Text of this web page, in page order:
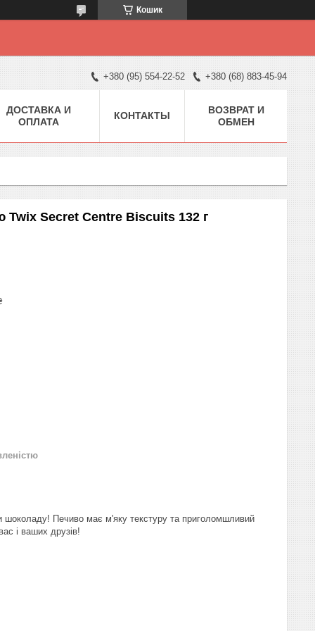
Кошик
+380 (95) 554-22-52 +380 (68) 883-45-94
ДОСТАВКА И
ОПЛАТА
КОНТАКТЫ
ВОЗВРАТ И
ОБМЕН
Secret Centre Biscuits 132 г
Печиво має м'яку текстуру та приголомшливий
і ваших друзів!